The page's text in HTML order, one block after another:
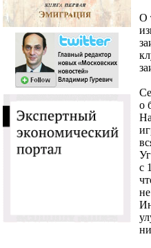
О
о
с